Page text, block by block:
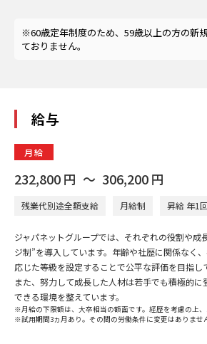
※60歳定年制度のため、59歳以上の方の新
ておりません。
給与
月給
232,800円 〜 306,200円
残業代別途全額支給 月給制 昇給 年1回
ジャパネットグループでは、それぞれの役割や成
ジ制”を導入しています。年齢や社歴に関係なく
応じた等級を設定することで公平な評価を目指し
また、努力して成長した人材は若手でも積極的
できる環境を整えています。
※月給の下限額は、大卒相当の額面です。経歴を考慮の上、
※試用期間3ヵ月あり。その間の労働条件に変更はありませ